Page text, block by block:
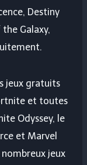
Destiny
Galaxy,
jeux gratuits
et toutes
Odyssey, le
et Marvel
nombreux jeux